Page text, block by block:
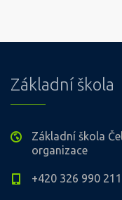
Základní škola
Základní škola
organizace
+420 326 990 211